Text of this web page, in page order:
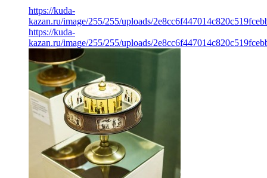
https://kuda-
kazan.ru/image/255/255/uploads/
https://kuda-
kazan.ru/image/255/255/uploads/